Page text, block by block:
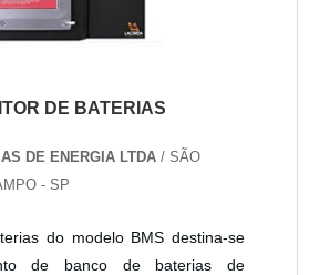
DE BATERIAS
DE ENERGIA LTDA / SÃO
- SP
do modelo BMS destina-se
de banco de baterias de